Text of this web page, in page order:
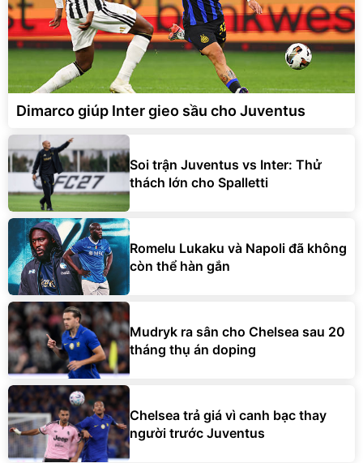
Dimarco giúp Inter gieo sầu cho Juventus
Soi trận Juventus vs Inter: Thử
thách lớn cho Spalletti
Romelu Lukaku và Napoli đã không
còn thể hàn gắn
Mudryk ra sân cho Chelsea sau 20
tháng thụ án doping
Chelsea trả giá vì canh bạc thay
người trước Juventus